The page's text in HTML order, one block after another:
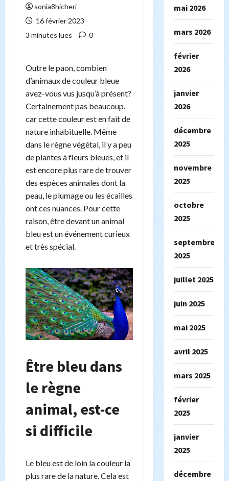
sonia8hicheri
16 février 2023
3 minutes lues
0
Outre le paon, combien
d’animaux de couleur bleue
avez-vous vus jusqu’à présent?
Certainement pas beaucoup,
car cette couleur est en fait de
nature inhabituelle. Même
dans le règne végétal, il y a peu
de plantes à fleurs bleues, et il
est encore plus rare de trouver
des espèces animales dont la
peau, le plumage ou les écailles
ont ces nuances. Pour cette
raison, être devant un animal
bleu est un événement curieux
et très spécial.
Être bleu dans
le règne
animal, est-ce
si difficile
Le bleu est de loin la couleur la
plus rare de la nature. Cela est
mai 2026
mars 2026
février
2026
janvier
2026
décembre
2025
novembre
2025
octobre
2025
septembre
2025
juillet 2025
juin 2025
mai 2025
avril 2025
mars 2025
février
2025
janvier
2025
décembre